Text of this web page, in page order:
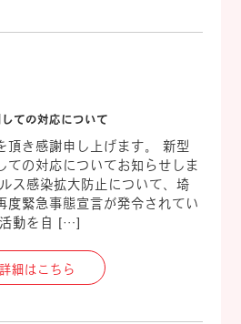
ての対応について
頂き感謝申し上げます。 新型
ての対応についてお知らせしま
ス感染拡大防止について、埼
度緊急事態宣言が発令されてい
動を自 […]
詳細はこちら